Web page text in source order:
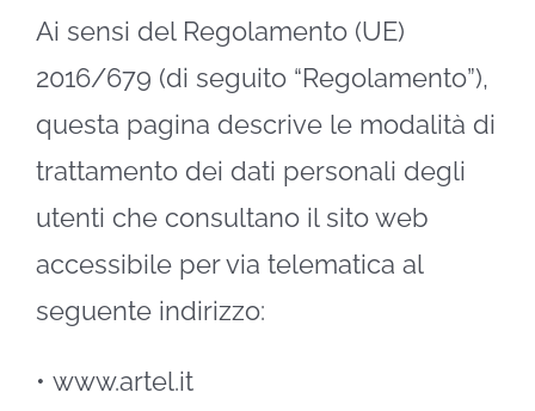
Ai sensi del Regolamento (UE)
2016/679 (di seguito “Regolamento”),
questa pagina descrive le modalità di
trattamento dei dati personali degli
utenti che consultano il sito web
accessibile per via telematica al
seguente indirizzo:
• www.artel.it